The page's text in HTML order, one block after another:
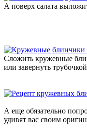
А поверх салата
Сложить кружевные
или завернуть
А еще обязательно
удивят вас своим